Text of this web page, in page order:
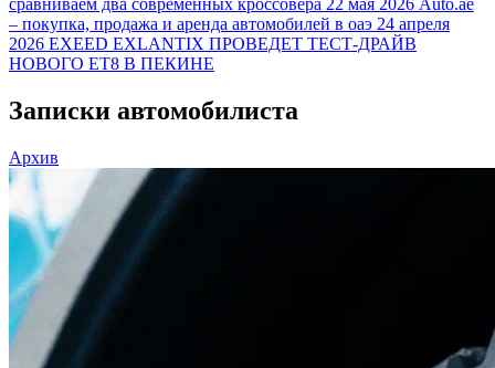
– покупка, продажа и аренда автомобилей в оаэ 24 апреля
2026 EXEED EXLANTIX ПРОВЕДЕТ ТЕСТ-ДРАЙВ
НОВОГО ET8 В ПЕКИНЕ
Записки автомобилиста
Архив